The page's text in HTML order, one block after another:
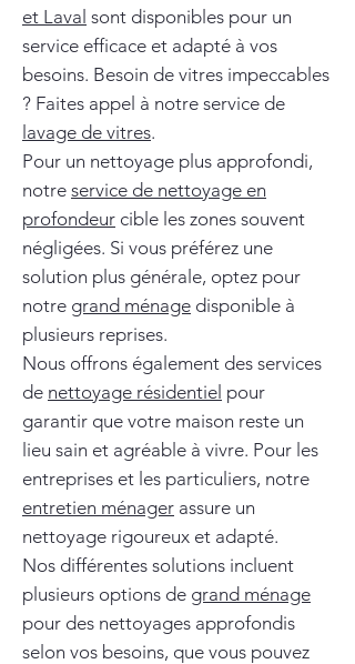
et Laval sont disponibles pour un
service efficace et adapté à vos
besoins. Besoin de vitres impeccables
? Faites appel à notre service de
lavage de vitres.
Pour un nettoyage plus approfondi,
notre service de nettoyage en
profondeur cible les zones souvent
négligées. Si vous préférez une
solution plus générale, optez pour
notre grand ménage disponible à
plusieurs reprises.
Nous offrons également des services
de nettoyage résidentiel pour
garantir que votre maison reste un
lieu sain et agréable à vivre. Pour les
entreprises et les particuliers, notre
entretien ménager assure un
nettoyage rigoureux et adapté.
Nos différentes solutions incluent
plusieurs options de grand ménage
pour des nettoyages approfondis
selon vos besoins, que vous pouvez